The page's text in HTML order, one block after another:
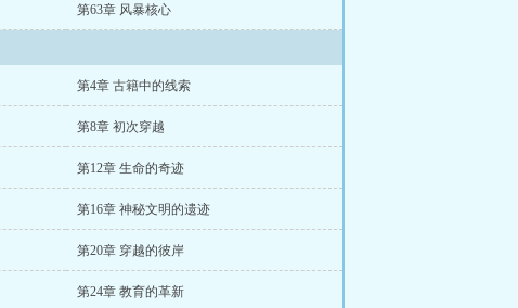
第63章 风暴核心
第4章 古籍中的线索
第8章 初次穿越
第12章 生命的奇迹
第16章 神秘文明的遗迹
第20章 穿越的彼岸
第24章 教育的革新